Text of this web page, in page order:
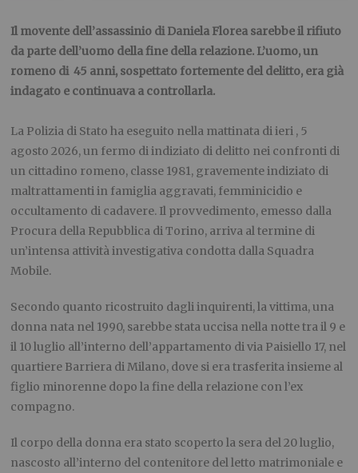
Il movente dell’assassinio di Daniela Florea sarebbe il rifiuto
da parte dell’uomo della fine della relazione. L’uomo, un
romeno di 45 anni, sospettato fortemente del delitto, era già
indagato e continuava a controllarla.
La Polizia di Stato ha eseguito nella mattinata di ieri , 5
agosto 2026, un fermo di indiziato di delitto nei confronti di
un cittadino romeno, classe 1981, gravemente indiziato di
maltrattamenti in famiglia aggravati, femminicidio e
occultamento di cadavere. Il provvedimento, emesso dalla
Procura della Repubblica di Torino, arriva al termine di
un’intensa attività investigativa condotta dalla Squadra
Mobile.
Secondo quanto ricostruito dagli inquirenti, la vittima, una
donna nata nel 1990, sarebbe stata uccisa nella notte tra il 9 e
il 10 luglio all’interno dell’appartamento di via Paisiello 17, nel
quartiere Barriera di Milano, dove si era trasferita insieme al
figlio minorenne dopo la fine della relazione con l’ex
compagno.
Il corpo della donna era stato scoperto la sera del 20 luglio,
nascosto all’interno del contenitore del letto matrimoniale e